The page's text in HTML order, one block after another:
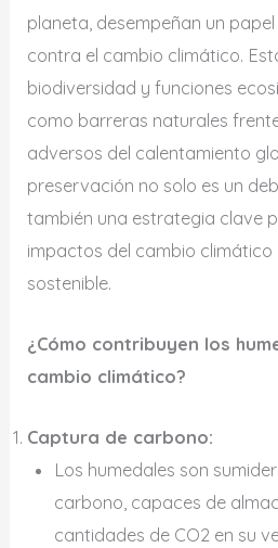
planeta, desempeñan un
contra el cambio climático.
biodiversidad y funciones
como barreras naturales
adversos del calentamiento
preservación no solo es un
también una estrategia clave
impactos del cambio
sostenible.
¿Cómo contribuyen los
cambio climático?
Captura de carbono:
Los humedales son
carbono, capaces de
cantidades de CO2 en su